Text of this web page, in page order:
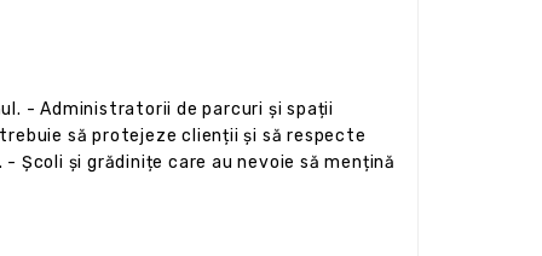
- Administratorii de parcuri și spații
să protejeze clienții și să respecte
și grădinițe care au nevoie să mențină